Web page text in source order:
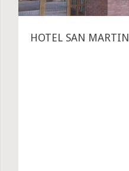
HOTEL SAN MARTIN